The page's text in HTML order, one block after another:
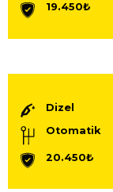
19.450₺
Dizel
Otomatik
20.450₺